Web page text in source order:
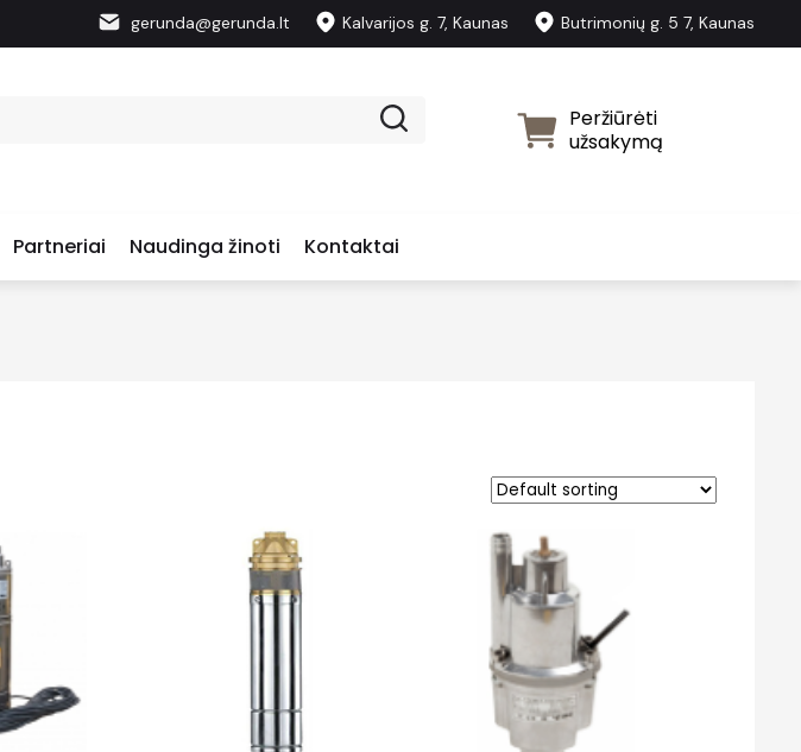
gerunda@gerunda.lt Kalvarijos g. 7, Kaunas Butrimonių g. 5 7, Kaunas
Peržiūrėti
užsakymą
Partneriai Naudinga žinoti Kontaktai